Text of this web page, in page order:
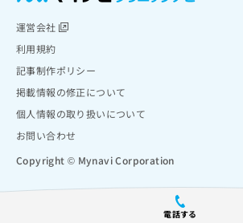
電話する
運営会社
利用規約
記事制作ポリシー
掲載情報の修正について
個人情報の取り扱いについて
お問い合わせ
Copyright © Mynavi Corporation